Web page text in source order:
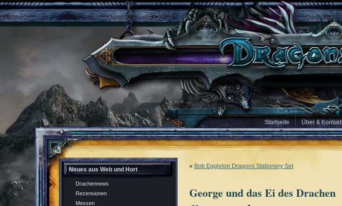
Startseite Über & Kontakt
Neues aus Web und Hort
Drachennews
Rezensionen
Messen
« Bob Eggleton Dragons Stationery Set
George und das Ei des Drachen